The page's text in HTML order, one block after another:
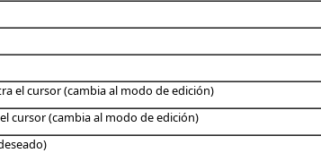
el cursor (cambia al modo de edición)
cursor (cambia al modo de edición)